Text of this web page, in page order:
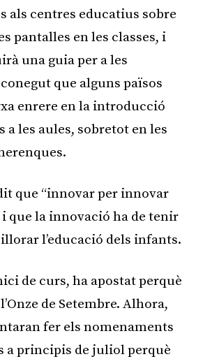
als centres educatius sobre
pantalles en les classes, i
una guia per a les
que alguns països
enrere en la introducció
a les aules, sobretot en les
que “innovar per innovar
i que la innovació ha de tenir
l’educació dels infants.
de curs, ha apostat perquè
de Setembre. Alhora,
fer els nomenaments
a principis de juliol perquè